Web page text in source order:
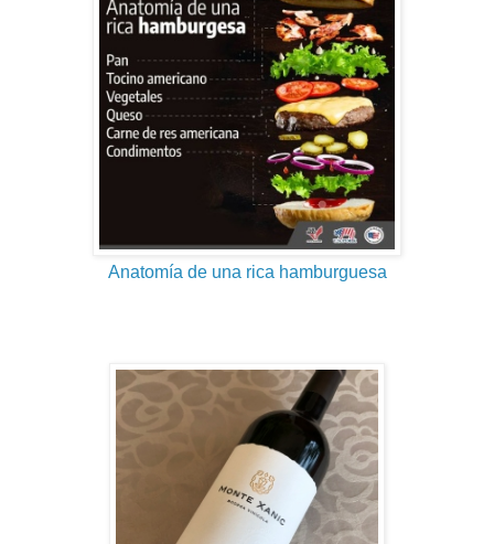
Anatomía de una rica hamburguesa